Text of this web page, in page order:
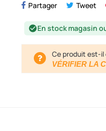
Partager Tweet
check_circleEn stock magasin
Ce produit est-il
VÉRIFIER LA